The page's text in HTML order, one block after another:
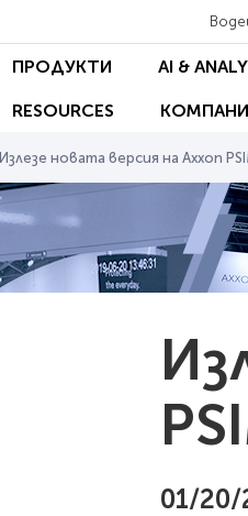
ПРОДУКТИ AI &
RESOURCES
Излезе новата версия на Axxon
01/20/